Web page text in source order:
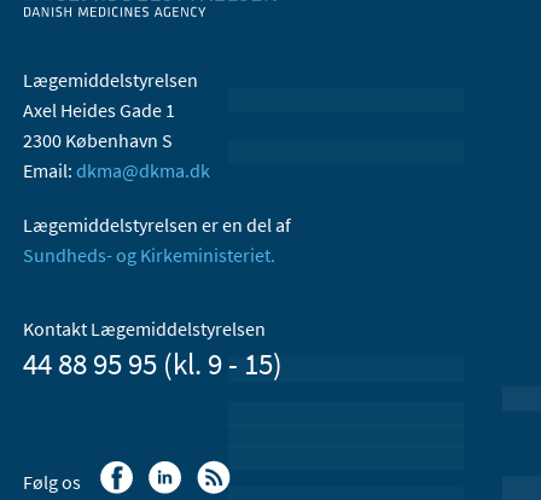
Lægemiddelstyrelsen
Axel Heides Gade 1
2300 København S
Email: dkma@dkma.dk
Lægemiddelstyrelsen er en del af
Sundheds- og Kirkeministeriet.
Kontakt Lægemiddelstyrelsen
44 88 95 95 (kl. 9 - 15)
Følg os